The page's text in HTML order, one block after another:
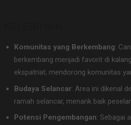
Komunitas yang Berkembang:
berkembang menjadi favorit di
ekspatriat, mendorong komunitas
Budaya Selancar: Area ini dikenal
ramah selancar, menarik baik
Potensi Pengembangan: Sebagai